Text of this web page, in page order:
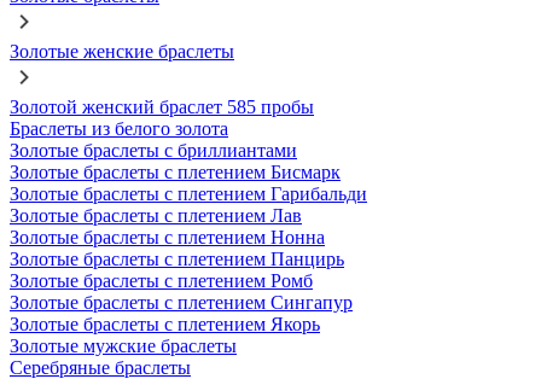
Золотые женские браслеты
Золотой женский браслет 585 пробы
Браслеты из белого золота
Золотые браслеты с бриллиантами
Золотые браслеты с плетением Бисмарк
Золотые браслеты с плетением Гарибальди
Золотые браслеты с плетением Лав
Золотые браслеты с плетением Нонна
Золотые браслеты с плетением Панцирь
Золотые браслеты с плетением Ромб
Золотые браслеты с плетением Сингапур
Золотые браслеты с плетением Якорь
Золотые мужские браслеты
Серебряные браслеты